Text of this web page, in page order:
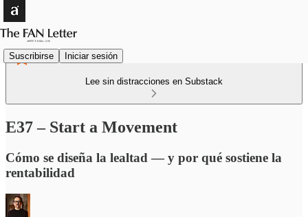
Suscribirse Iniciar sesión
Lee sin distracciones en Substack
E37 – Start a Movement
Cómo se diseña la lealtad — y por qué sostiene la
rentabilidad